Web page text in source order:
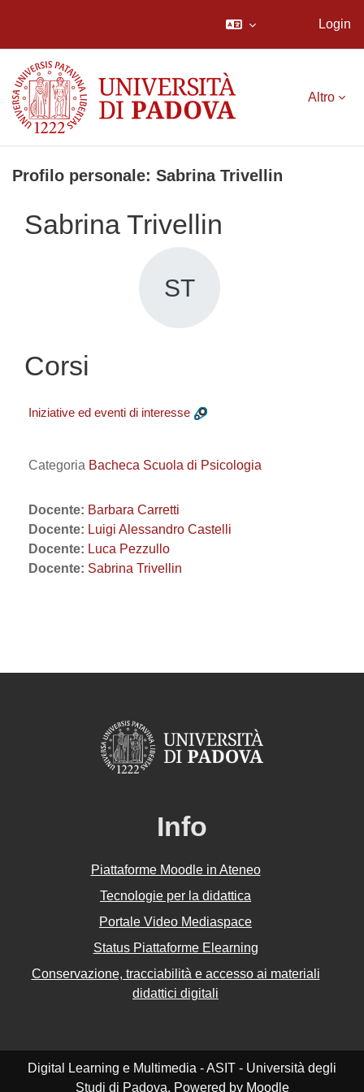
Login
Altro
Profilo personale: Sabrina Trivellin
Sabrina Trivellin
ST
Corsi
Iniziative ed eventi di interesse
Categoria Bacheca Scuola di Psicologia
Docente: Barbara Carretti
Docente: Luigi Alessandro Castelli
Docente: Luca Pezzullo
Docente: Sabrina Trivellin
Info
Piattaforme Moodle in Ateneo
Tecnologie per la didattica
Portale Video Mediaspace
Status Piattaforme Elearning
Conservazione, tracciabilità e accesso ai materiali
didattici digitali
Digital Learning e Multimedia - ASIT - Università degli
Studi di Padova. Powered by Moodle